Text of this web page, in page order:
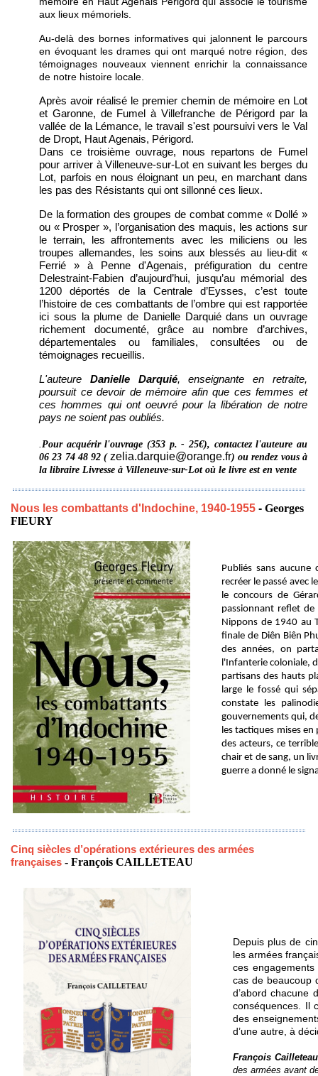
aux lieux mémoriels.
Au-delà des bornes informatives qui jalonnent le parcours
en évoquant les drames qui ont marqué notre région, des
témoignages nouveaux viennent enrichir la connaissance
de notre histoire locale.
Après avoir réalisé le premier chemin de mémoire en Lot
et Garonne, de Fumel à Villefranche de Périgord par la
vallée de la Lémance, le travail s'est poursuivi vers le Val
de Dropt, Haut Agenais, Périgord.
Dans ce troisième ouvrage, nous repartons de Fumel
pour arriver à Villeneuve-sur-Lot en suivant les berges du
Lot, parfois en nous éloignant un peu, en marchant dans
les pas des Résistants qui ont sillonné ces lieux.
De la formation des groupes de combat comme « Dollé »
ou « Prosper », l’organisation des maquis, les actions sur
le terrain, les affrontements avec les miliciens ou les
troupes allemandes, les soins aux blessés au lieu-dit «
Ferrié » à Penne d'Agenais, préfiguration du centre
Delestraint-Fabien d’aujourd’hui, jusqu’au mémorial des
1200 déportés de la Centrale d’Eysses, c’est toute
l’histoire de ces combattants de l’ombre qui est rapportée
ici sous la plume de Danielle Darquié dans un ouvrage
richement documenté, grâce au nombre d’archives,
départementales ou familiales, consultées ou de
témoignages recueillis.
L'auteure Danielle Darquié, enseignante en retraite,
poursuit ce devoir de mémoire afin que ces femmes et
ces hommes qui ont oeuvré pour la libération de notre
pays ne soient pas oubliés.
Pour acquérir l'ouvrage (353 p. - 25€), contactez l'auteure au
06 23 74 48 92 (zelia.darquie@orange.fr) ou rendez vous à
la libraire Livresse à Villeneuve-sur-Lot où le livre est en vente
Nous les combattants d'Indochine, 1940-1955 -Georges
FlEURY
Publiés sans
recréer le passé avec
le concours de
passionnant reflet
Nippons de 1940 au
finale de Diên Biên
des années, on
l'Infanterie coloniale,
partisans des hauts
large le fossé qui
constate les
gouvernements qui,
les tactiques mises
des acteurs, ce
chair et de sang, un
guerre a donné le
Cinq siècles d’opérations extérieures des armées
françaises -François CAILLETEAU
Depuis plus de
les armées
ces
cas de beaucoup
d’abord chacune
conséquences. Il
des
d’une autre, à
François Cailleteau
des armées avant